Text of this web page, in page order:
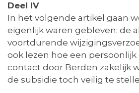
Deel IV
In het volgende artikel gaan
eigenlijk waren gebleven: de
voortdurende
ook lezen hoe een
contact door Berden zakelijk
de subsidie toch veilig te